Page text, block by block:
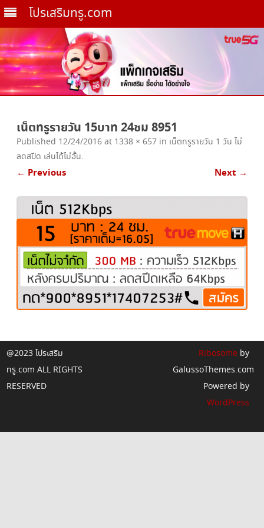
โปรเสริมทรู.com
content
เน็ตทรูรายวัน 15บาท 24ชม 8951
Published 12/24/2016 at 1338 × 657 in เน็ตทรูรายวัน 1 วัน ไม่
ลดสปีด เล่นได้ไม่อั้น.
← Previous Next →
@2023 โปรเสริม
ทรู.com ALL RIGHTS
RESERVED
Ribosomeby
GalussoThemes.com
Powered by
WordPress